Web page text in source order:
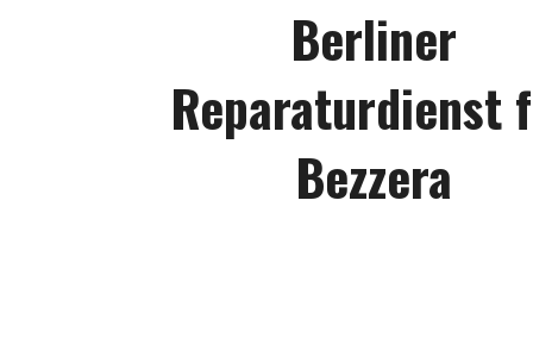
Berliner
Reparaturdienst
Bezzera